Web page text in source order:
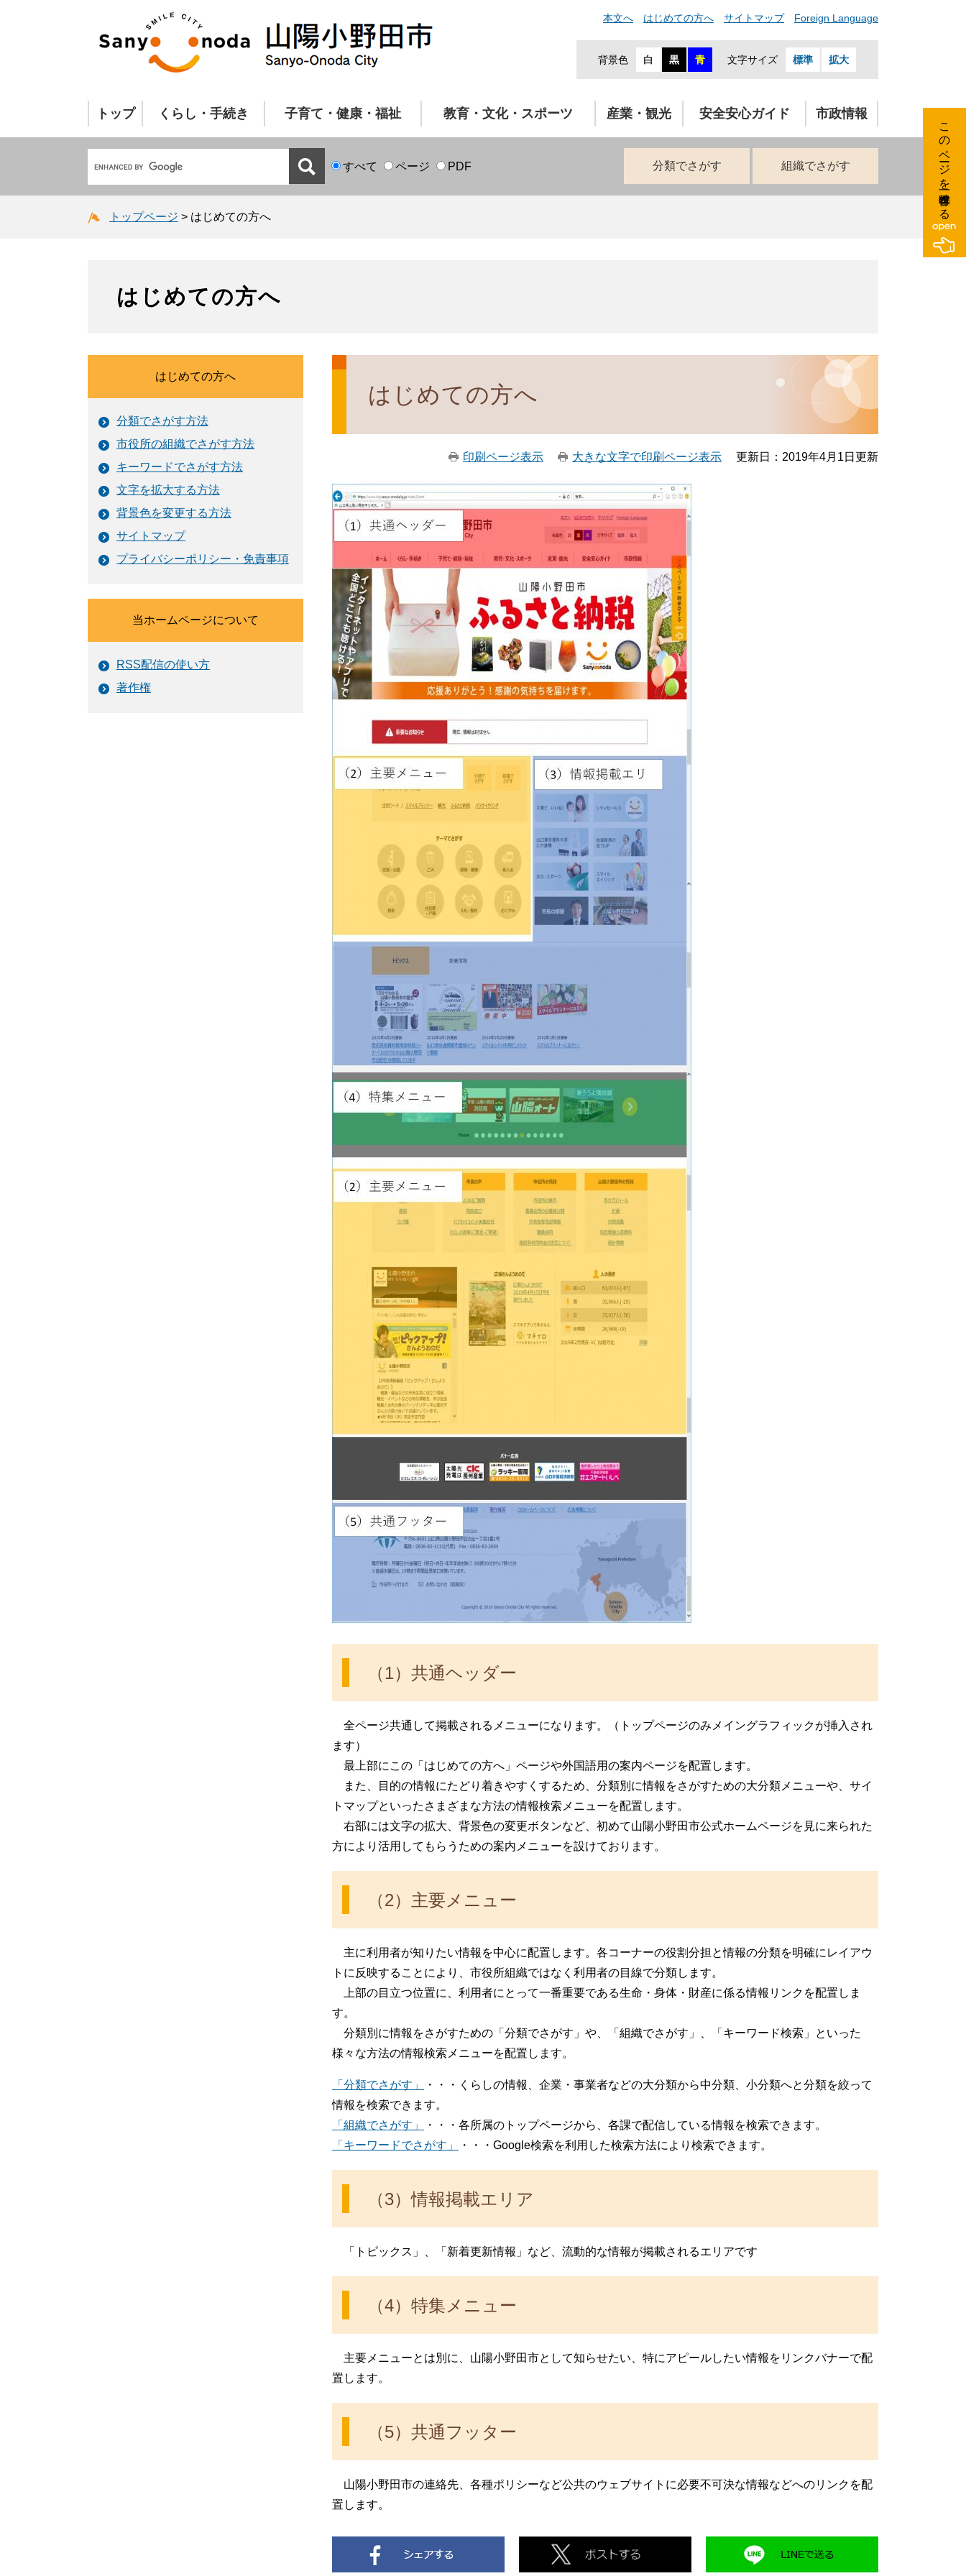
本文へ はじめての方へ サイトマップ Foreign Language
背景色 白 黒 青 文字サイズ 標準 拡大
トップ くらし・手続き 子育て・健康・福祉 教育・文化・スポーツ 産業・観光 安全安心ガイド 市政情報
すべて ページ PDF 分類でさがす 組織でさがす
トップページ > はじめての方へ
はじめての方へ
はじめての方へ
印刷ページ表示 大きな文字で印刷ページ表示 更新日：2019年4月1日更新
（1）共通ヘッダー
全ページ共通して掲載されるメニューになります。（トップページのみメイングラフィックが挿入され
ます）
最上部にこの「はじめての方へ」ページや外国語用の案内ページを配置します。
また、目的の情報にたどり着きやすくするため、分類別に情報をさがすための大分類メニューや、サイ
トマップといったさまざまな方法の情報検索メニューを配置します。
右部には文字の拡大、背景色の変更ボタンなど、初めて山陽小野田市公式ホームページを見に来られた
方により活用してもらうための案内メニューを設けております。
（2）主要メニュー
主に利用者が知りたい情報を中心に配置します。各コーナーの役割分担と情報の分類を明確にレイアウ
トに反映することにより、市役所組織ではなく利用者の目線で分類します。
上部の目立つ位置に、利用者にとって一番重要である生命・身体・財産に係る情報リンクを配置しま
す。
分類別に情報をさがすための「分類でさがす」や、「組織でさがす」、「キーワード検索」といった
様々な方法の情報検索メニューを配置します。
「分類でさがす」
・・・くらしの情報、企業・事業者などの大分類から中分類、小分類へと分類を絞って
情報を検索できます。
「組織でさがす」
・・・各所属のトップページから、各課で配信している情報を検索できます。
「キーワードでさがす」
・・・Google検索を利用した検索方法により検索できます。
（3）情報掲載エリア
「トピックス」、「新着更新情報」など、流動的な情報が掲載されるエリアです
（4）特集メニュー
主要メニューとは別に、山陽小野田市として知らせたい、特にアピールしたい情報をリンクバナーで配
置します。
（5）共通フッター
山陽小野田市の連絡先、各種ポリシーなど公共のウェブサイトに必要不可決な情報などへのリンクを配
置します。
はじめての方へ
分類でさがす方法
市役所の組織でさがす方法
キーワードでさがす方法
文字を拡大する方法
背景色を変更する方法
サイトマップ
プライバシーポリシー・免責事項
当ホームページについて
RSS配信の使い方
著作権
このページを一時保存する